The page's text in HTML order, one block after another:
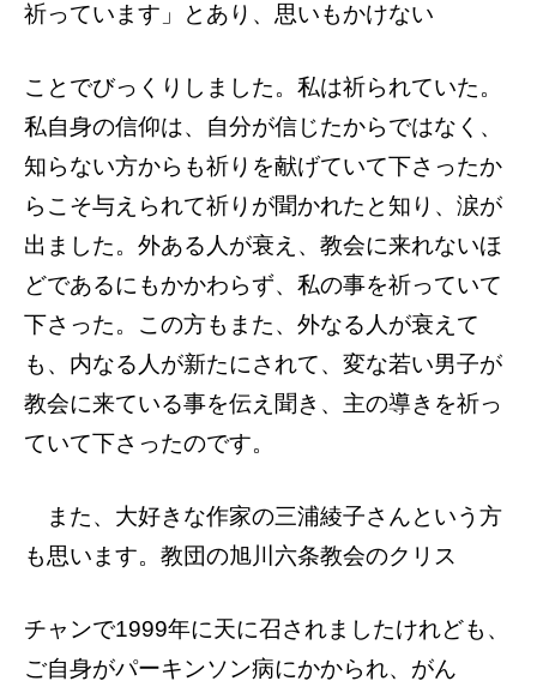
祈っています」とあり、思いもかけない
ことでびっくりしました。 私は祈られていた。
私自身の信仰は、自分が信じたからではなく、
知らない方からも祈りを献げていて下さったか
らこそ与えられて祈りが聞かれたと知り、涙が
出ました。 外ある人が衰え、教会に来れないほ
どであるにもかかわらず、私の事を祈っていて
下さ った。 この方もまた、外なる人が衰えて
も、内なる人が新たにされて、変な若い男子が
教会に来ている事を伝え聞き、主の導きを祈っ
ていて下さったのです。
また、大好きな作家の三浦綾子さんという 方
も思います。教団の旭川六条教会のクリス
チャンで1999年に天に召されましたけれども、
ご自身がパーキンソン病にかかられ、がん